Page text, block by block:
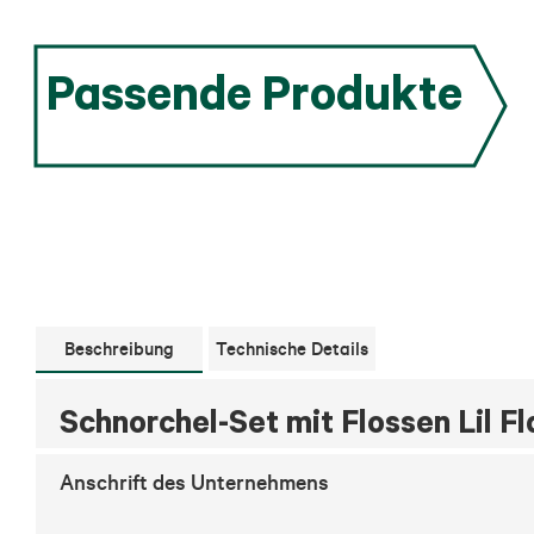
Passende Produkte
Beschreibung Technische Details
Schnorchel-Set mit Flossen Lil
Anschrift des Unternehmens